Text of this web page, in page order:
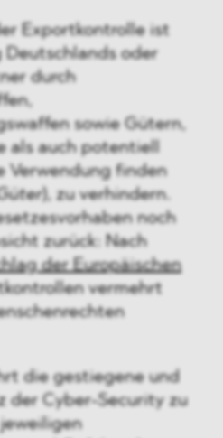
Exportkontrolle ist
Deutschlands oder
durch
sowie Gütern,
als auch potentiell
Verwendung finden
), zu verhindern.
noch
zurück: Nach
der Europäischen
vermehrt
die gestiegene und
der Cyber-Security zu